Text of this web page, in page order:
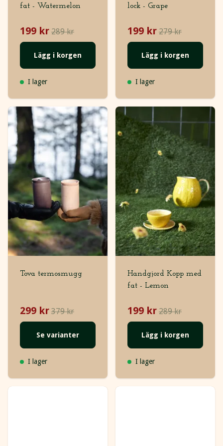
fat - Watermelon
199 kr 289 kr
Lägg i korgen
I lager
lock - Grape
199 kr 279 kr
Lägg i korgen
I lager
Tova termosmugg
299 kr 379 kr
Se varianter
I lager
Handgjord Kopp med
fat - Lemon
199 kr 289 kr
Lägg i korgen
I lager